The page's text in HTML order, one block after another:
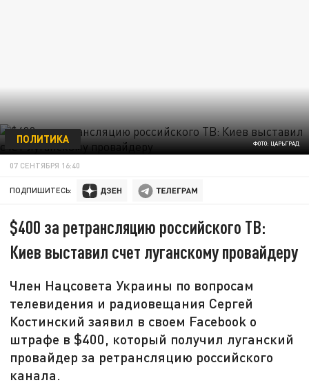
ФОТО: ЦАРЬГРАД
ПОЛИТИКА
07 СЕНТЯБРЯ 16:40
ПОДПИШИТЕСЬ:
$400 за ретрансляцию российского ТВ:
Киев выставил счет луганскому провайдеру
Член Нацсовета Украины по вопросам
телевидения и радиовещания Сергей
Костинский заявил в своем Facebook о
штрафе в $400, который получил луганский
провайдер за ретрансляцию российского
канала.